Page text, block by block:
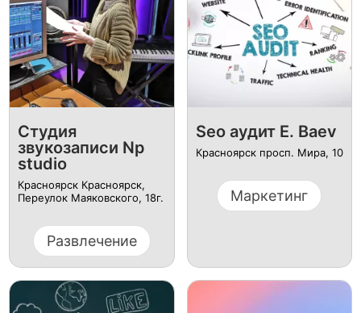
Студия
звукозаписи Np
studio
Красноярск Красноярск, ​
Переулок Маяковского, 18г​.
Развлечение
Seo аудит E. Baev
Красноярск просп. Мира, 10
Маркетинг